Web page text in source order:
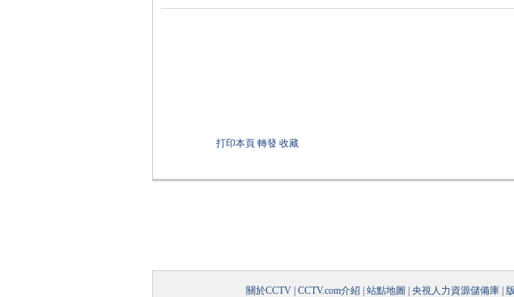
打印本頁 轉發 收藏
關於CCTV CCTV.com介紹 站點地圖 央視人力資源儲備庫